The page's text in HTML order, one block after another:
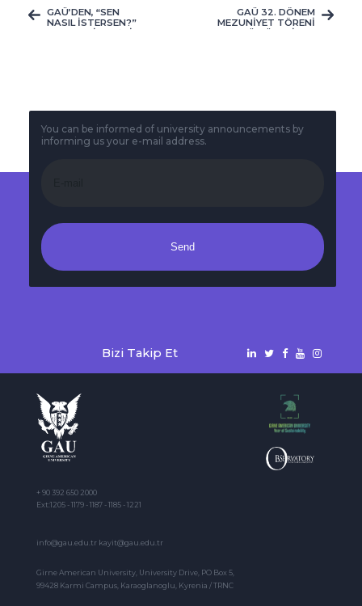
GAÜ’DEN, “SEN
NASIL İSTERSEN?”
GAÜ 32. DÖNEM
MEZUNİYET TÖRENİ
You can be informed of university announcements by
informing us your e-mail address.
Send
Bizi Takip Et
+ 90 392 650 2000
Ext:1205 - 1179 - 1187 - 1185 - 1221
info@gau.edu.tr kayit@gau.edu.tr
Girne American University, University Drive, PO Box 5,
99428 Karmi Campus, Karaoglanoglu, Kyrenia / TRNC